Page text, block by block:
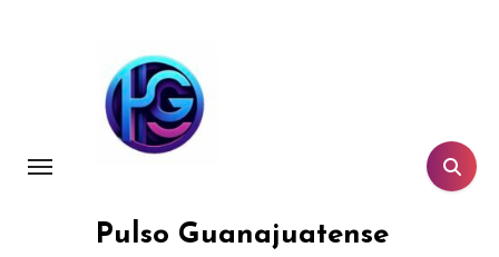
Pulso Guanajuatense